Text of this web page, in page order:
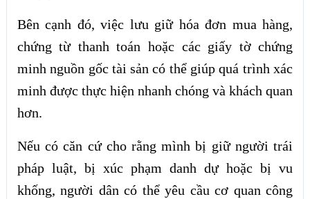
Bên cạnh đó, việc lưu giữ hóa đơn mua hàng,
chứng từ thanh toán hoặc các giấy tờ chứng
minh nguồn gốc tài sản có thể giúp quá trình xác
minh được thực hiện nhanh chóng và khách quan
hơn.
Nếu có căn cứ cho rằng mình bị giữ người trái
pháp luật, bị xúc phạm danh dự hoặc bị vu
khống, người dân có thể yêu cầu cơ quan công